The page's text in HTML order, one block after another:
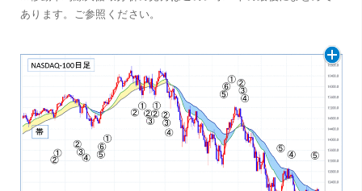
あります。ご参照ください。